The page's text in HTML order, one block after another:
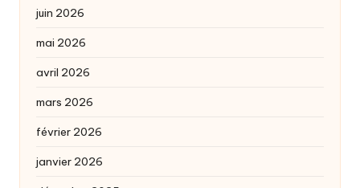
juin 2026
mai 2026
avril 2026
mars 2026
février 2026
janvier 2026